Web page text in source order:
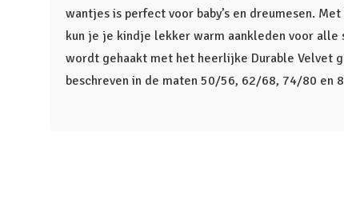
wantjes is perfect voor baby’s en dreumesen.
kun je je kindje lekker warm aankleden voor alle
wordt gehaakt met het heerlijke Durable Velvet
beschreven in de maten 50/56, 62/68, 74/80 en